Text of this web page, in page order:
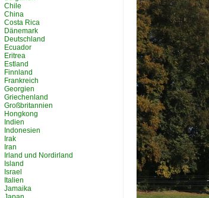
Chile
China
Costa Rica
Dänemark
Deutschland
Ecuador
Eritrea
Estland
Finnland
Frankreich
Georgien
Griechenland
Großbritannien
Hongkong
Indien
Indonesien
Irak
Iran
Irland und Nordirland
Island
Israel
Italien
Jamaika